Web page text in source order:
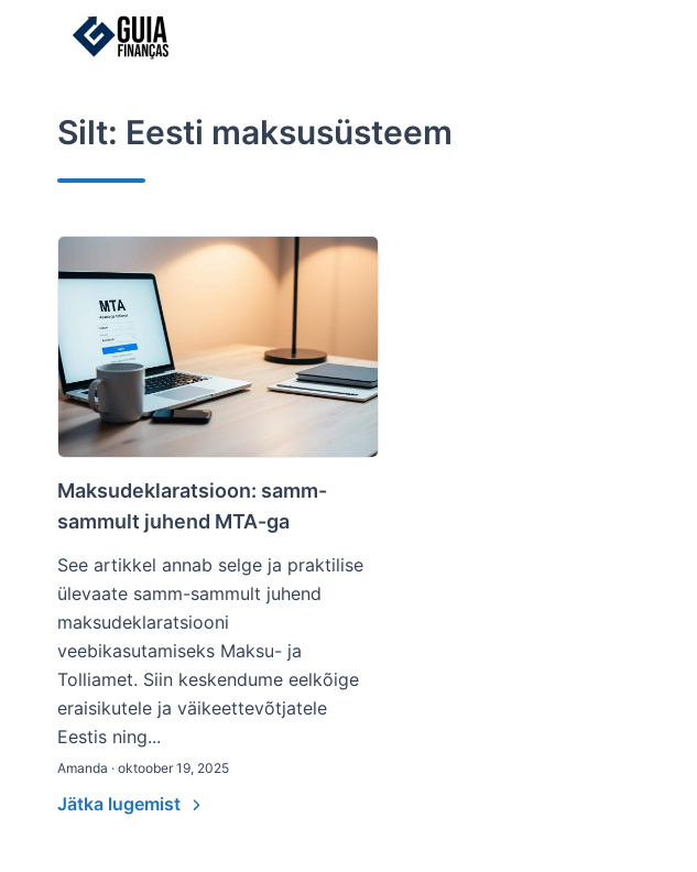
Silt: Eesti maksusüsteem
Maksudeklaratsioon: samm-
sammult juhend MTA-ga
See artikkel annab selge ja praktilise
ülevaate samm-sammult juhend
maksudeklaratsiooni
veebikasutamiseks Maksu- ja
Tolliamet. Siin keskendume eelkõige
eraisikutele ja väikeettevõtjatele
Eestis ning...
Amanda · oktoober 19, 2025
Jätka lugemist